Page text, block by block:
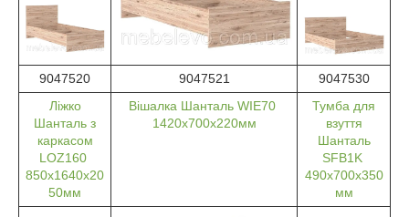
9047520 9047521
9047530
Ліжко
Шанталь з
каркасом
LOZ160
850х1640х20
50мм
Вішалка Шанталь WIE70
1420х700х220мм
Тумба для
взуття
Шанталь
SFB1K
490х700х350
мм